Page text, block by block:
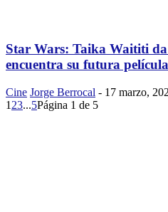
Star Wars: Taika Waititi da
encuentra su futura película
Cine Jorge Berrocal - 17 marzo,
1 23...5Página 1 de 5